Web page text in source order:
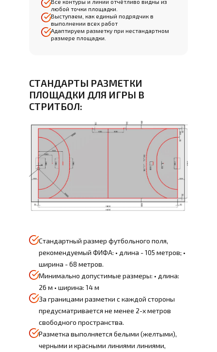
Все контуры и линии отчётливо видны из
любой точки площадки.
Выступаем, как единый подрядчик в
выполнении всех работ
Адаптируем разметку при нестандартном
размере площадки.
СТАНДАРТЫ РАЗМЕТКИ
ПЛОЩАДКИ ДЛЯ ИГРЫ В
СТРИТБОЛ:
Стандартный размер футбольного поля,
рекомендуемый ФИФА: • длина - 105 метров; •
ширина - 68 метров.
Минимально допустимые размеры: • длина:
26 м • ширина: 14 м
За границами разметки с каждой стороны
предусматривается не менее 2-х метров
свободного пространства.
Разметка выполняется белыми (желтыми),
черными и красными линиями линиями,